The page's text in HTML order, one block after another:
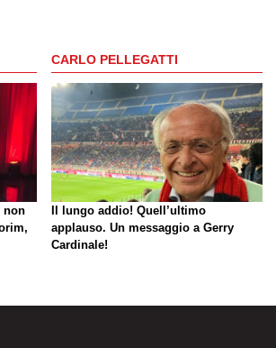
non
CARLO PELLEGATTI
Il lungo addio! Quell’ultimo
applauso. Un messaggio a Gerry
Cardinale!